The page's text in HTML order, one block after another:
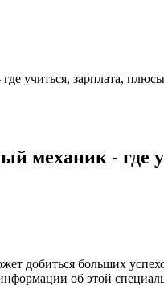
учиться, зарплата,
механик - где
добиться больших
об этой